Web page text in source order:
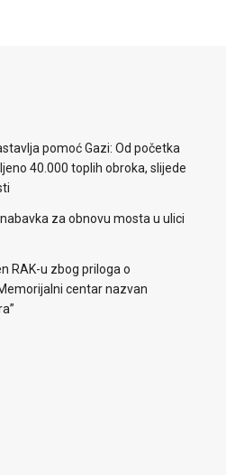
pomoć Gazi: Od početka
40.000 toplih obroka, slijede
za obnovu mosta u ulici
RAK-u zbog priloga o
centar nazvan